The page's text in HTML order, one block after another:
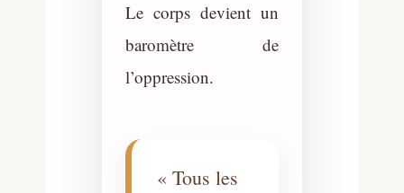
Le corps devient un
baromètre de
l’oppression.
« Tous les